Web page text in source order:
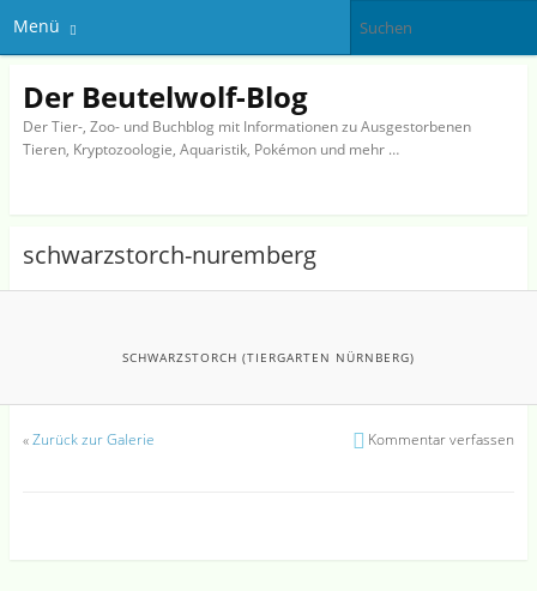
Menü
Der Beutelwolf-Blog
Der Tier-, Zoo- und Buchblog mit Informationen zu Ausgestorbenen
Tieren, Kryptozoologie, Aquaristik, Pokémon und mehr …
schwarzstorch-nuremberg
SCHWARZSTORCH (TIERGARTEN NÜRNBERG)
«Zurück zur Galerie Kommentar verfassen